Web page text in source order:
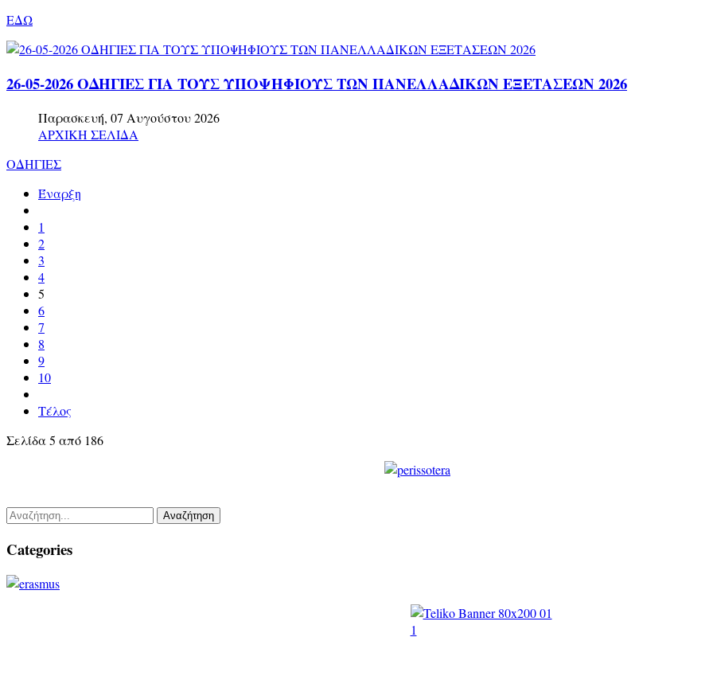
ΕΔΩ
26-05-2026 ΟΔΗΓΙΕΣ ΓΙΑ ΤΟΥΣ ΥΠΟΨΗΦΙΟΥΣ ΤΩΝ ΠΑΝΕΛΛΑΔΙΚΩΝ ΕΞΕΤΑΣΕΩΝ 2026
Παρασκευή, 07 Αυγούστου 2026
ΑΡΧΙΚΗ ΣΕΛΙΔΑ
ΟΔΗΓΙΕΣ
Έναρξη
1
2
3
4
5
6
7
8
9
10
Τέλος
Σελίδα 5 από 186
Αναζήτηση
Categories